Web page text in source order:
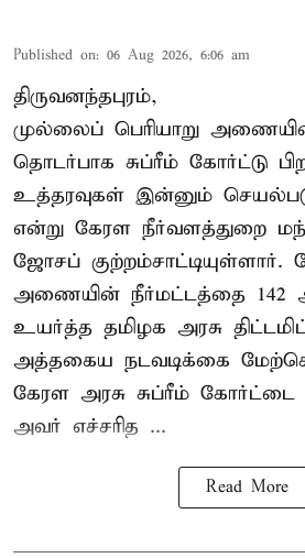
Published on: 06 Aug 2026, 6:06 am
திருவனந்தபுரம்,
முல்லைப் பெரியாறு அணையின்
தொடர்பாக சுப்ரீம் கோர்ட்டு
உத்தரவுகள் இன்னும்
என்று கேரள நீர்வளத்துறை
ஜோசப் குற்றம்சாட்டியுள்ளார்.
அணையின் நீர்மட்டத்தை 142
உயர்த்த தமிழக அரசு
அத்தகைய நடவடிக்கை
கேரள அரசு சுப்ரீம் கோர்ட்டை
அவர் எச்சரித ...
Read More